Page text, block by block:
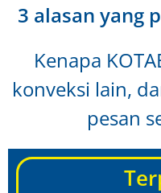
3 alasan yang
Kenapa
konveksi lain,
pesan